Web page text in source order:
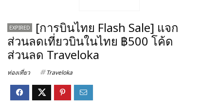
EXPIRED
[การบินไทย Flash Sale] แจก
ส่วนลดเที่ยวบินในไทย ฿500 โค้ด
ส่วนลด Traveloka
ท่องเที่ยว Traveloka